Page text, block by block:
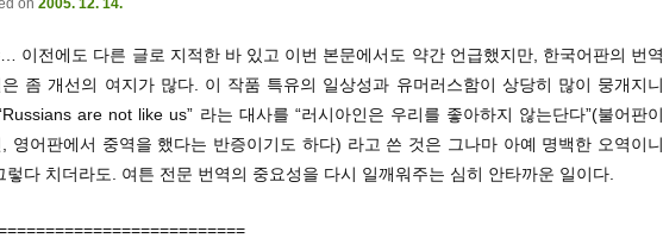
이전에도 다른 글로 지적한 바 있고 이번 본문에서도 약간 언급했지만, 한국어판의 번역
은 좀 개선의 여지가 많다. 이 작품 특유의 일상성과 유머러스함이 상당히 많이 뭉개지니
are not like us” 라는 대사를 “러시아인은 우리를 좋아하지 않는단다”(불어판이
, 영어판에서 중역을 했다는 반증이기도 하다) 라고 쓴 것은 그나마 아예 명백한 오역이니
렇다 치더라도. 여튼 전문 번역의 중요성을 다시 일깨워주는 심히 안타까운 일이다.